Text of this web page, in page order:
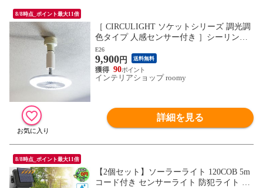
8/8時点_ポイント最大11倍
［ CIRCULIGHT ソケットシリーズ 調光調
色タイプ 人感センサー付き ］シーリング
ファン サーキュライト【正規店】LED ラ
イト 人感 照明 ファン付き 扇風機 調光 調
色 トイレ 洗面所 サーキュレーター 小型
ソケット
E26
9,900円 送料無料
90
インテリアショップ roomy
詳細を見る
8/8時点_ポイント最大11倍
【2個セット】ソーラーライト 120COB 5m
コード付き センサーライト 防犯ライト ガ